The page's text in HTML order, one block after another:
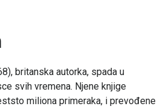
britanska autorka, spada u
svih vremena. Njene knjige
miliona primeraka, i prevođene